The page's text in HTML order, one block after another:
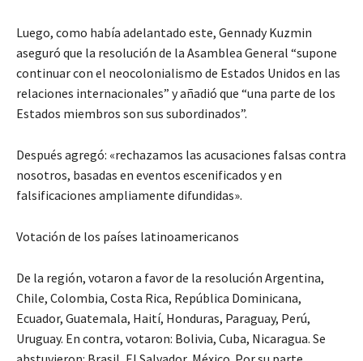
Luego, como había adelantado este, Gennady Kuzmin
aseguró que la resolución de la Asamblea General “supone
continuar con el neocolonialismo de Estados Unidos en las
relaciones internacionales” y añadió que “una parte de los
Estados miembros son sus subordinados”.
Después agregó: «rechazamos las acusaciones falsas contra
nosotros, basadas en eventos escenificados y en
falsificaciones ampliamente difundidas».
Votación de los países latinoamericanos
De la región, votaron a favor de la resolución Argentina,
Chile, Colombia, Costa Rica, República Dominicana,
Ecuador, Guatemala, Haití, Honduras, Paraguay, Perú,
Uruguay. En contra, votaron: Bolivia, Cuba, Nicaragua. Se